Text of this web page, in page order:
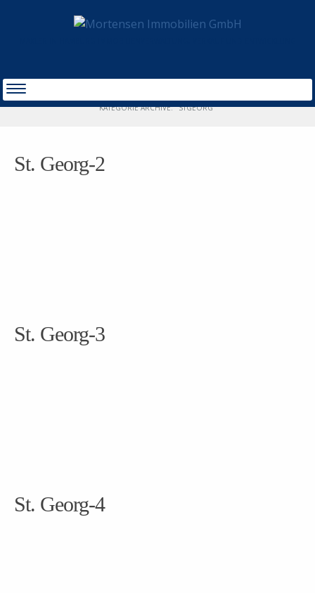
KATEGORIE ARCHIVE: "STGEORG"
St. Georg-2
St. Georg-3
St. Georg-4